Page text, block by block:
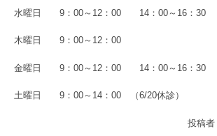
水曜日 9：00～12：00 14：00～16：30
木曜日 9：00～12：00
金曜日 9：00～12：00 14：00～16：30
土曜日 9：00～14：00 （6/20休診）
投稿者